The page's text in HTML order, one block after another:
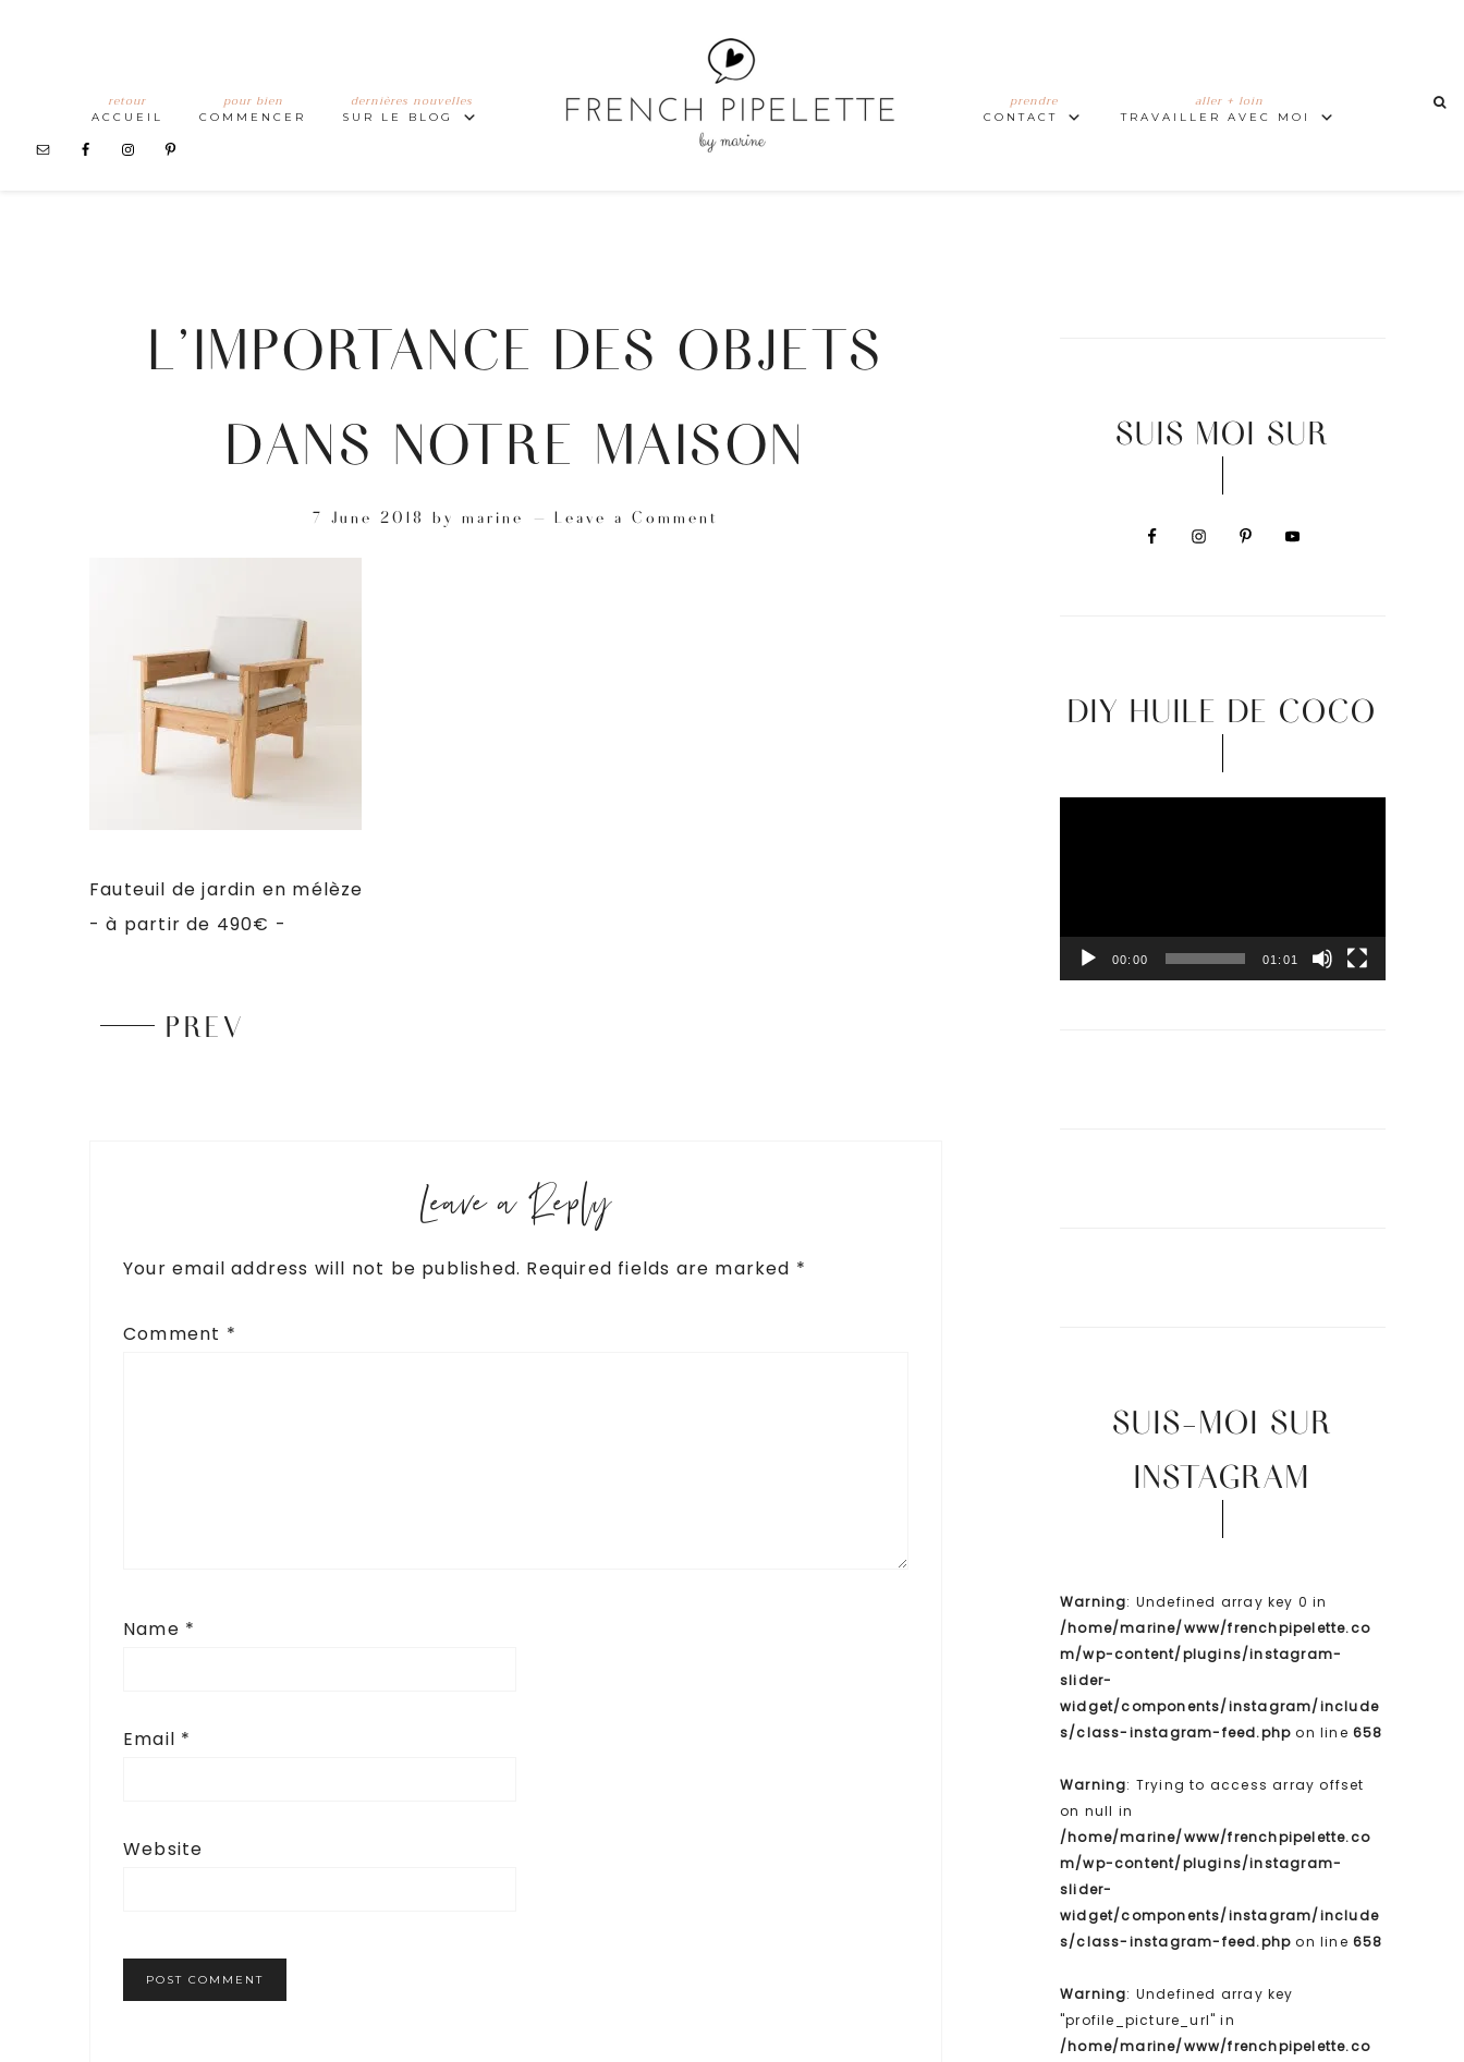
retour
ACCUEIL
pour bien
COMMENCER
dernières nouvelles
SUR LE BLOG
prendre
CONTACT
aller + loin
TRAVAILLER AVEC MOI
L’IMPORTANCE DES OBJETS
DANS NOTRE MAISON
7 June 2018 bymarine Leave a Comment
Fauteuil de jardin en mélèze
- à partir de 490€ -
PREV
Leave a Reply
Your email address will not be published. Required fields are marked *
Comment *
Name *
Email *
Website
SUIS MOI SUR
DIY HUILE DE COCO
00:00 01:01
SUIS-MOI SUR
INSTAGRAM
Warning: Undefined array key 0 in
/home/marine/www/frenchpipelette.co
m/wp-content/plugins/instagram-
slider-
widget/components/instagram/include
s/class-instagram-feed.php on line 658
Warning: Trying to access array offset
on null in
/home/marine/www/frenchpipelette.co
m/wp-content/plugins/instagram-
slider-
widget/components/instagram/include
s/class-instagram-feed.php on line 658
Warning: Undefined array key
"profile_picture_url" in
/home/marine/www/frenchpipelette.co